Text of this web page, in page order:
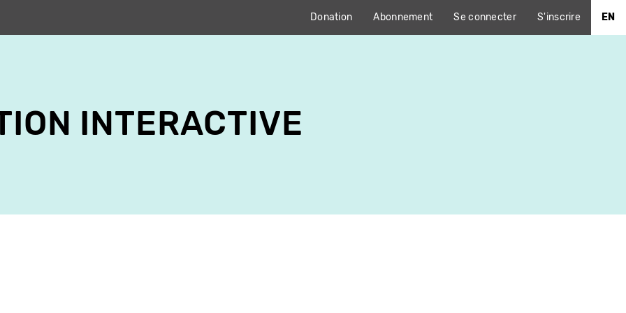
Donation Abonnement Se connecter S'inscrire EN
INTERACTIVE